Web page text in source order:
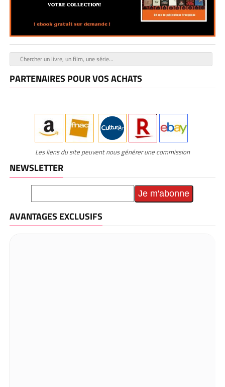
PARTENAIRES POUR VOS ACHATS
Les liens du site peuvent nous générer une commission
NEWSLETTER
AVANTAGES EXCLUSIFS